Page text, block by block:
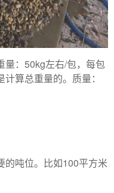
量：50kg左右/包，每包
算总重量的。质量：
的吨位。比如100平方米